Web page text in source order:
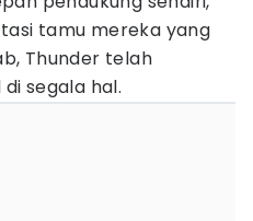
tamu mereka yang
Thunder telah
segala hal.